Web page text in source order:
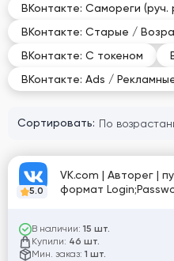
ВКонтакте: Самореги (руч.
ВКонтакте: Старые /
ВКонтакте: С токеном
ВКонтакте: Ads /
Сортировать:
5.0
VK.com | Авторег |
формат
В наличии: 15 шт.
Купили: 46 шт.
Мин. заказ: 1 шт.